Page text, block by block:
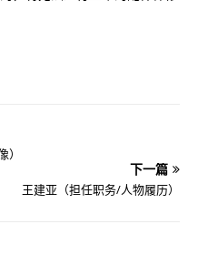
下一篇
王建亚（担任职务/人物履历）